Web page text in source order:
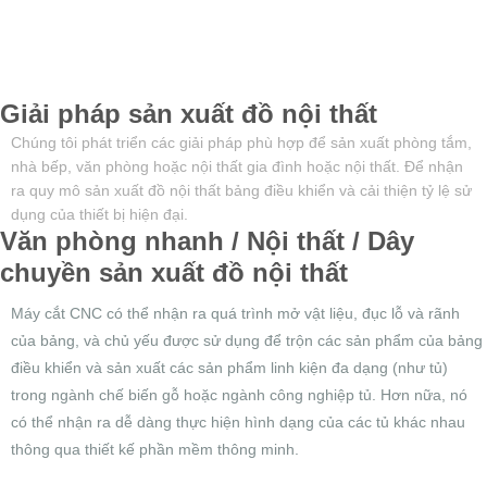
Giải pháp sản xuất đồ nội thất
Chúng tôi phát triển các giải pháp phù hợp để sản xuất phòng tắm,
nhà bếp, văn phòng hoặc nội thất gia đình hoặc nội thất. Để nhận
ra quy mô sản xuất đồ nội thất bảng điều khiển và cải thiện tỷ lệ sử
dụng của thiết bị hiện đại.
Văn phòng nhanh / Nội thất / Dây
chuyền sản xuất đồ nội thất
Máy cắt CNC có thể nhận ra quá trình mở vật liệu, đục lỗ và rãnh
của bảng, và chủ yếu được sử dụng để trộn các sản phẩm của bảng
điều khiển và sản xuất các sản phẩm linh kiện đa dạng (như tủ)
trong ngành chế biến gỗ hoặc ngành công nghiệp tủ. Hơn nữa, nó
có thể nhận ra dễ dàng thực hiện hình dạng của các tủ khác nhau
thông qua thiết kế phần mềm thông minh.